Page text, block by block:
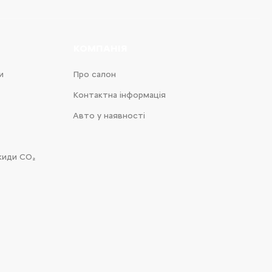
CO₂
Про салон
Контактна інформація
Авто у наявності